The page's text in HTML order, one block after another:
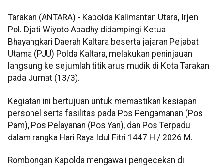
Tarakan (ANTARA) - Kapolda Kalimantan Utara, Irjen
Pol. Djati Wiyoto Abadhy didampingi Ketua
Bhayangkari Daerah Kaltara beserta jajaran Pejabat
Utama (PJU) Polda Kaltara, melakukan peninjauan
langsung ke sejumlah titik arus mudik di Kota Tarakan
pada Jumat (13/3).
Kegiatan ini bertujuan untuk memastikan kesiapan
personel serta fasilitas pada Pos Pengamanan (Pos
Pam), Pos Pelayanan (Pos Yan), dan Pos Terpadu
dalam rangka Hari Raya Idul Fitri 1447 H / 2026 M.
Rombongan Kapolda mengawali pengecekan di